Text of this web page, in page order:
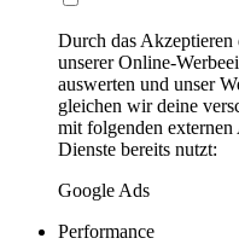
Durch das
unserer Online-
auswerten und unser
gleichen wir deine
mit folgenden externen
Dienste bereits nutzt:
Google Ads
Performance